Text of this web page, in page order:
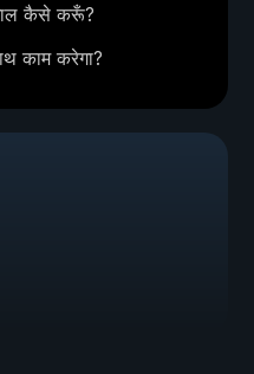
कैसे करूँ?
काम करेगा?